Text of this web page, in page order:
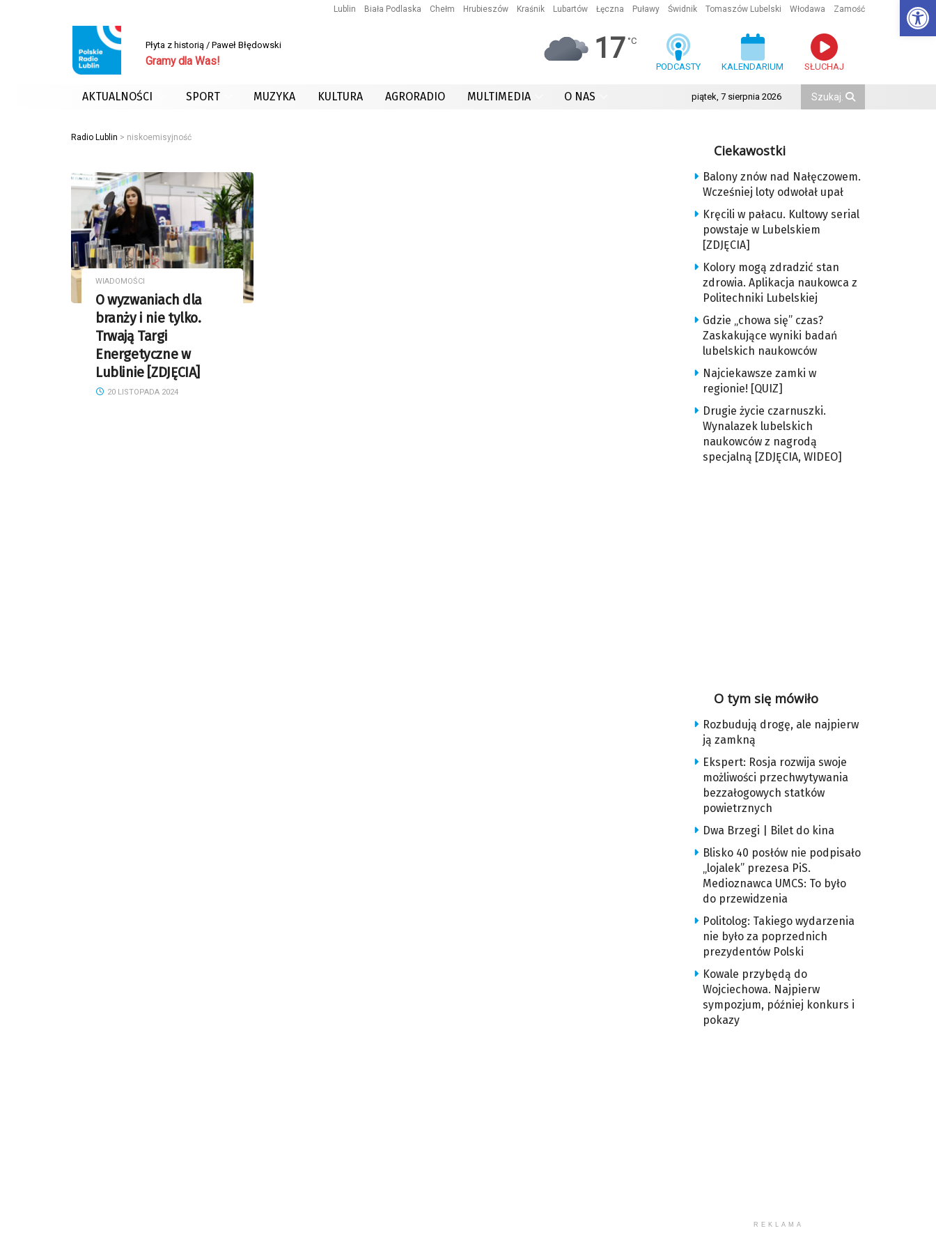
Lublin Biała Podlaska Chełm Hrubieszów Kraśnik Lubartów Łęczna Puławy Świdnik Tomaszów Lubelski Włodawa Zamość
Płyta z historią / Paweł Błędowski
Gramy dla Was! 17 °C
PODCASTY KALENDARIUM SŁUCHAJ
AKTUALNOŚCI SPORT MUZYKA KULTURA AGRORADIO MULTIMEDIA O NAS piątek, 7 sierpnia 2026
Radio Lublin > niskoemisyjność
WIADOMOŚCI
O wyzwaniach dla
branży i nie tylko.
Trwają Targi
Energetyczne w
Lublinie [ZDJĘCIA]
20 LISTOPADA 2024
Ciekawostki
Balony znów nad Nałęczowem.
Wcześniej loty odwołał upał
Kręcili w pałacu. Kultowy serial
powstaje w Lubelskiem
[ZDJĘCIA]
Kolory mogą zdradzić stan
zdrowia. Aplikacja naukowca z
Politechniki Lubelskiej
Gdzie „chowa się” czas?
Zaskakujące wyniki badań
lubelskich naukowców
Najciekawsze zamki w
regionie! [QUIZ]
Drugie życie czarnuszki.
Wynalazek lubelskich
naukowców z nagrodą
specjalną [ZDJĘCIA, WIDEO]
O tym się mówiło
Rozbudują drogę, ale najpierw
ją zamkną
Ekspert: Rosja rozwija swoje
możliwości przechwytywania
bezzałogowych statków
powietrznych
Dwa Brzegi | Bilet do kina
Blisko 40 posłów nie podpisało
„lojalek” prezesa PiS.
Medioznawca UMCS: To było
do przewidzenia
Politolog: Takiego wydarzenia
nie było za poprzednich
prezydentów Polski
Kowale przybędą do
Wojciechowa. Najpierw
sympozjum, później konkurs i
pokazy
REKLAMA